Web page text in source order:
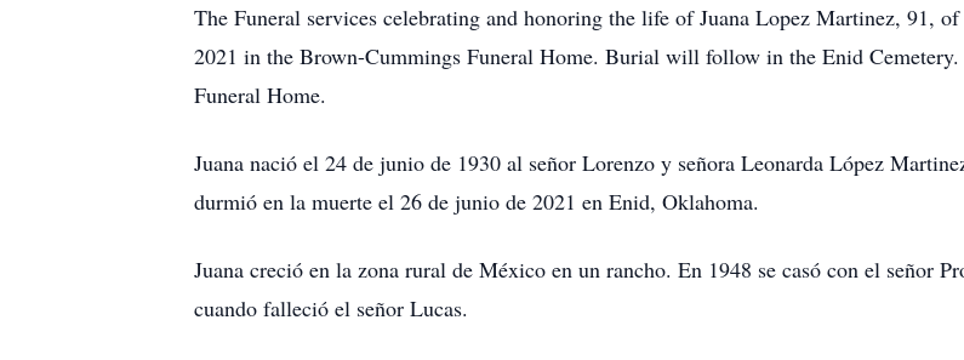
The Funeral services celebrating and honoring the life of Juana Lopez Martinez, 91,
2021 in the Brown-Cummings Funeral Home. Burial will follow in the Enid
Funeral Home.
Juana nació el 24 de junio de 1930 al señor Lorenzo y señora Leonarda López
durmió en la muerte el 26 de junio de 2021 en Enid, Oklahoma.
Juana creció en la zona rural de México en un rancho. En 1948 se casó con el señor
cuando falleció el señor Lucas.